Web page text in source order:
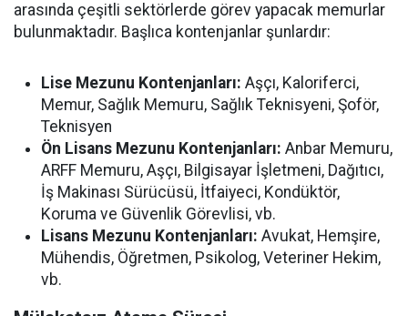
arasında çeşitli sektörlerde görev yapacak memurlar
bulunmaktadır. Başlıca kontenjanlar şunlardır:
Lise Mezunu Kontenjanları: Aşçı, Kaloriferci,
Memur, Sağlık Memuru, Sağlık Teknisyeni, Şoför,
Teknisyen
Ön Lisans Mezunu Kontenjanları: Anbar Memuru,
ARFF Memuru, Aşçı, Bilgisayar İşletmeni, Dağıtıcı,
İş Makinası Sürücüsü, İtfaiyeci, Kondüktör,
Koruma ve Güvenlik Görevlisi, vb.
Lisans Mezunu Kontenjanları: Avukat, Hemşire,
Mühendis, Öğretmen, Psikolog, Veteriner Hekim,
vb.